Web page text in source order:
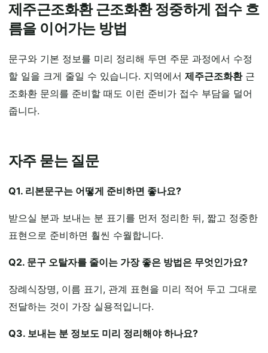
제주근조화환 근조화환 정중하게 접수 흐
름을 이어가는 방법
문구와 기본 정보를 미리 정리해 두면 주문 과정에서 수정
할 일을 크게 줄일 수 있습니다. 지역에서 제주근조화환근
조화환 문의를 준비할 때도 이런 준비가 접수 부담을 덜어
줍니다.
자주 묻는 질문
Q1. 리본문구는 어떻게 준비하면 좋나요?
받으실 분과 보내는 분 표기를 먼저 정리한 뒤, 짧고 정중한
표현으로 준비하면 훨씬 수월합니다.
Q2. 문구 오탈자를 줄이는 가장 좋은 방법은 무엇인가요?
장례식장명, 이름 표기, 관계 표현을 미리 적어 두고 그대로
전달하는 것이 가장 실용적입니다.
Q3. 보내는 분 정보도 미리 정리해야 하나요?